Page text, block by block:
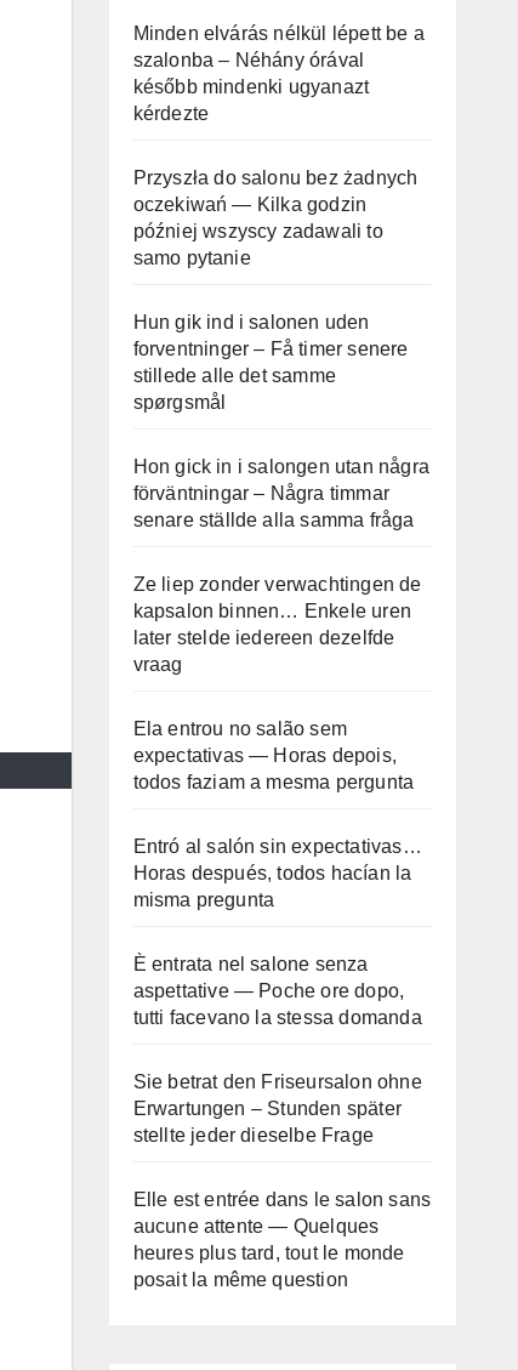
Minden elvárás nélkül lépett be a
szalonba – Néhány órával
később mindenki ugyanazt
kérdezte
Przyszła do salonu bez żadnych
oczekiwań — Kilka godzin
później wszyscy zadawali to
samo pytanie
Hun gik ind i salonen uden
forventninger – Få timer senere
stillede alle det samme
spørgsmål
Hon gick in i salongen utan några
förväntningar – Några timmar
senare ställde alla samma fråga
Ze liep zonder verwachtingen de
kapsalon binnen… Enkele uren
later stelde iedereen dezelfde
vraag
Ela entrou no salão sem
expectativas — Horas depois,
todos faziam a mesma pergunta
Entró al salón sin expectativas…
Horas después, todos hacían la
misma pregunta
È entrata nel salone senza
aspettative — Poche ore dopo,
tutti facevano la stessa domanda
Sie betrat den Friseursalon ohne
Erwartungen – Stunden später
stellte jeder dieselbe Frage
Elle est entrée dans le salon sans
aucune attente — Quelques
heures plus tard, tout le monde
posait la même question